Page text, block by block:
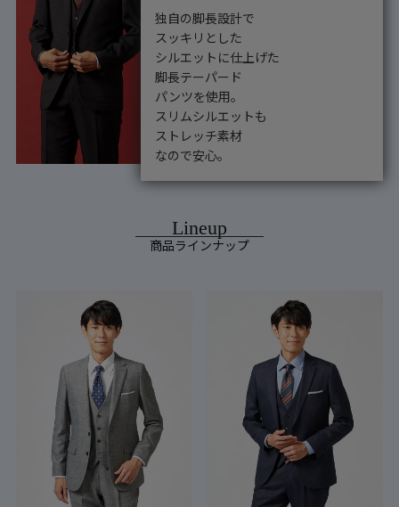
独自の脚長設計で
スッキリとした
シルエットに仕上げた
脚長テーパード
パンツを使用。
スリムシルエットも
ストレッチ素材
なので安心。
商品ラインナップ